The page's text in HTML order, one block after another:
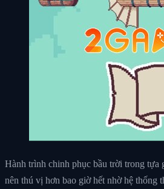
Hành trình chinh phục bầu trời trong tựa
nên thú vị hơn bao giờ hết nhờ hệ thống